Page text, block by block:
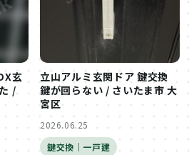
玄
/
立山アルミ玄関ドア 鍵交換
鍵が回らない / さいたま市 大
宮区
2026.06.25
鍵交換｜一戸建